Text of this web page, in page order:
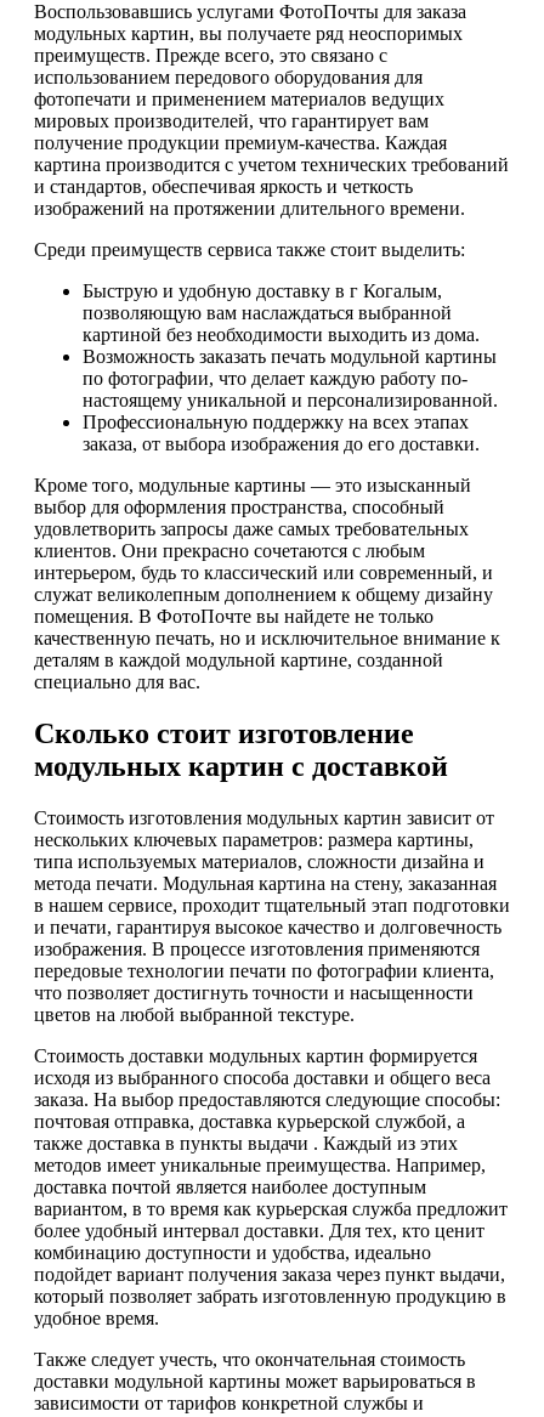
Воспользовавшись услугами ФотоПочты для заказа
модульных картин, вы получаете ряд неоспоримых
преимуществ. Прежде всего, это связано с
использованием передового оборудования для
фотопечати и применением материалов ведущих
мировых производителей, что гарантирует вам
получение продукции премиум-качества. Каждая
картина производится с учетом технических требований
и стандартов, обеспечивая яркость и четкость
изображений на протяжении длительного времени.
Среди преимуществ сервиса также стоит выделить:
Быструю и удобную доставку в г Когалым,
позволяющую вам наслаждаться выбранной
картиной без необходимости выходить из дома.
Возможность заказать печать модульной картины
по фотографии, что делает каждую работу по-
настоящему уникальной и персонализированной.
Профессиональную поддержку на всех этапах
заказа, от выбора изображения до его доставки.
Кроме того, модульные картины — это изысканный
выбор для оформления пространства, способный
удовлетворить запросы даже самых требовательных
клиентов. Они прекрасно сочетаются с любым
интерьером, будь то классический или современный, и
служат великолепным дополнением к общему дизайну
помещения. В ФотоПочте вы найдете не только
качественную печать, но и исключительное внимание к
деталям в каждой модульной картине, созданной
специально для вас.
Сколько стоит изготовление
модульных картин с доставкой
Стоимость изготовления модульных картин зависит от
нескольких ключевых параметров: размера картины,
типа используемых материалов, сложности дизайна и
метода печати. Модульная картина на стену, заказанная
в нашем сервисе, проходит тщательный этап подготовки
и печати, гарантируя высокое качество и долговечность
изображения. В процессе изготовления применяются
передовые технологии печати по фотографии клиента,
что позволяет достигнуть точности и насыщенности
цветов на любой выбранной текстуре.
Стоимость доставки модульных картин формируется
исходя из выбранного способа доставки и общего веса
заказа. На выбор предоставляются следующие способы:
почтовая отправка, доставка курьерской службой, а
также доставка в пункты выдачи . Каждый из этих
методов имеет уникальные преимущества. Например,
доставка почтой является наиболее доступным
вариантом, в то время как курьерская служба предложит
более удобный интервал доставки. Для тех, кто ценит
комбинацию доступности и удобства, идеально
подойдет вариант получения заказа через пункт выдачи,
который позволяет забрать изготовленную продукцию в
удобное время.
Также следует учесть, что окончательная стоимость
доставки модульной картины может варьироваться в
зависимости от тарифов конкретной службы и